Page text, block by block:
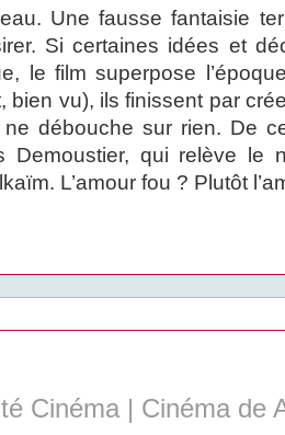
Une fausse fantaisie
Si certaines idées et
le film superpose
bien vu), ils finissent par
ne débouche sur rien. De
Demoustier, qui relève le
L’amour fou ? Plutôt
Cinéma | Cinéma de